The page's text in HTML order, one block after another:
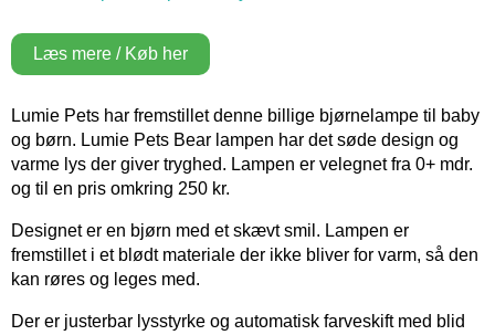
Læs mere / Køb her
Lumie Pets har fremstillet denne billige bjørnelampe til baby
og børn. Lumie Pets Bear lampen har det søde design og
varme lys der giver tryghed. Lampen er velegnet fra 0+ mdr.
og til en pris omkring 250 kr.
Designet er en bjørn med et skævt smil. Lampen er
fremstillet i et blødt materiale der ikke bliver for varm, så den
kan røres og leges med.
Der er justerbar lysstyrke og automatisk farveskift med blid